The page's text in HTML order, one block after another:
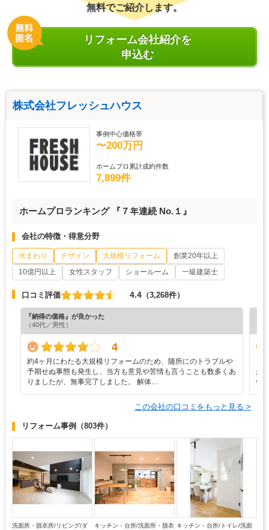
無料でご紹介します。
リフォーム会社紹介を
申込む
株式会社フレッシュハウス
事例中心価格帯
〜200万円
ホームプロ累計成約件数
7,899件
ホームプロランキング 『７年連続 No.１』
会社の特徴・得意分野
水まわり デザイン 大規模リフォーム
創業20年以上
10億円以上
女性スタッフ ショールーム 一級建築士
口コミ評価 4.4 （3,268件）
『納得の価格』が良かった
（40代／男性）
4
約4ヶ月にわたる大規模リフォームのため、随所にのトラブルや
予期せぬ事態も発生し、当方も意見や苦情も言うことも数多くあ
りましたが、無事完了しました。 解体…
が
価
この会社の口コミをもっと見る >
リフォーム事例 （803件）
洗面所・脱衣所/リビング/ダ
キッチン・台所/洗面所・脱衣 キッチン・台所/トイレ/洗面